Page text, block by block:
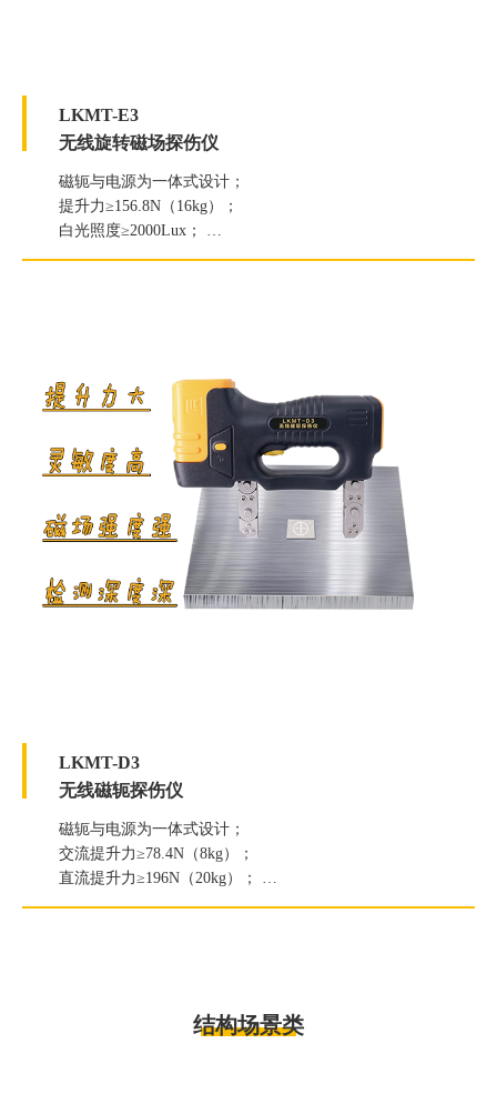
LKMT-E3
无线旋转磁场探伤仪
磁轭与电源为一体式设计；
提升力≥156.8N（16kg）；
白光照度≥2000Lux；
紫外线灯辐照度≥7000μW/c㎡。
LKMT-D3
无线磁轭探伤仪
磁轭与电源为一体式设计；
交流提升力≥78.4N（8kg）；
直流提升力≥196N（20kg）；
白光照度≥2000Lux；
结构场景类